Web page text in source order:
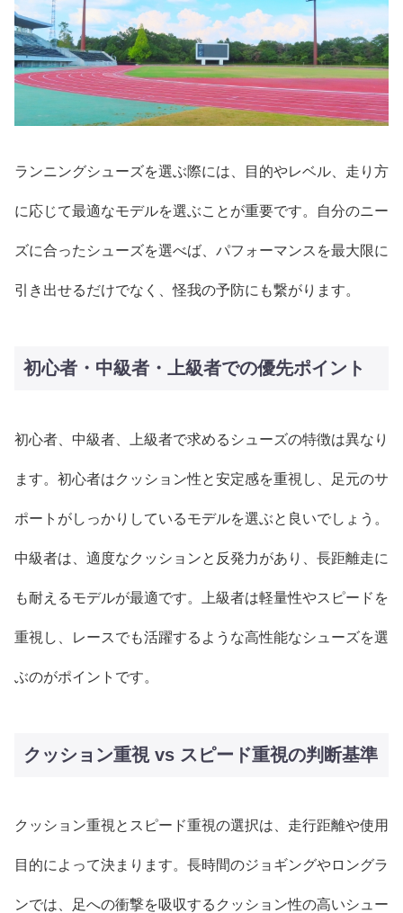
ランニングシューズを選ぶ際には、目的やレベル、走り方
に応じて最適なモデルを選ぶことが重要です。自分のニー
ズに合ったシューズを選べば、パフォーマンスを最大限に
引き出せるだけでなく、怪我の予防にも繋がります。
初心者・中級者・上級者での優先ポイント
初心者、中級者、上級者で求めるシューズの特徴は異なり
ます。初心者はクッション性と安定感を重視し、足元のサ
ポートがしっかりしているモデルを選ぶと良いでしょう。
中級者は、適度なクッションと反発力があり、長距離走に
も耐えるモデルが最適です。上級者は軽量性やスピードを
重視し、レースでも活躍するような高性能なシューズを選
ぶのがポイントです。
クッション重視 vs スピード重視の判断基準
クッション重視とスピード重視の選択は、走行距離や使用
目的によって決まります。長時間のジョギングやロングラ
ンでは、足への衝撃を吸収するクッション性の高いシュー